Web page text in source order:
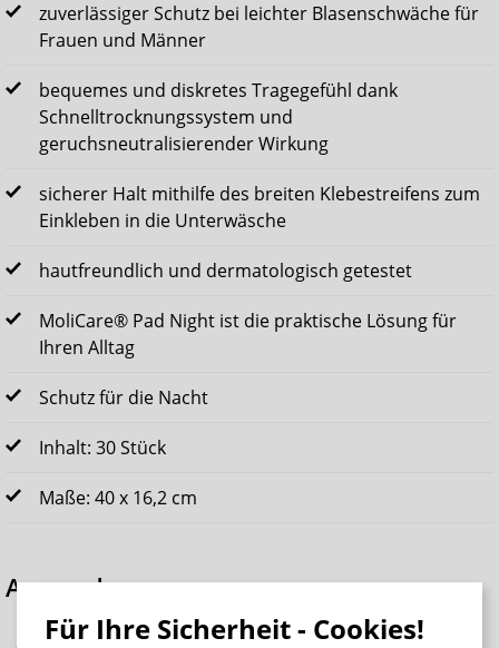
zuverlässiger Schutz bei leichter Blasenschwäche für
Frauen und Männer
bequemes und diskretes Tragegefühl dank
Schnelltrocknungssystem und
geruchsneutralisierender Wirkung
sicherer Halt mithilfe des breiten Klebestreifens zum
Einkleben in die Unterwäsche
hautfreundlich und dermatologisch getestet
MoliCare® Pad Night ist die praktische Lösung für
Ihren Alltag
Schutz für die Nacht
Inhalt: 30 Stück
Maße: 40 x 16,2 cm
Anwendung
Für Ihre Sicherheit - Cookies!